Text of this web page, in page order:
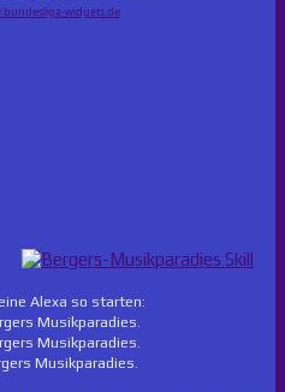
widgets.de
Alexa so starten:
Musikparadies.
Musikparadies.
Musikparadies.